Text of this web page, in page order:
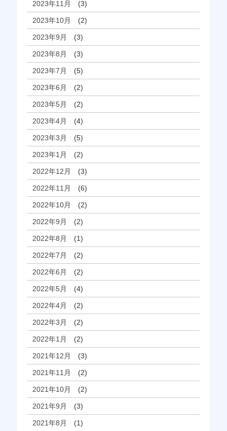
2023年11月 (3)
2023年10月 (2)
2023年9月 (3)
2023年8月 (3)
2023年7月 (5)
2023年6月 (2)
2023年5月 (2)
2023年4月 (4)
2023年3月 (5)
2023年1月 (2)
2022年12月 (3)
2022年11月 (6)
2022年10月 (2)
2022年9月 (2)
2022年8月 (1)
2022年7月 (2)
2022年6月 (2)
2022年5月 (4)
2022年4月 (2)
2022年3月 (2)
2022年1月 (2)
2021年12月 (3)
2021年11月 (2)
2021年10月 (2)
2021年9月 (3)
2021年8月 (1)